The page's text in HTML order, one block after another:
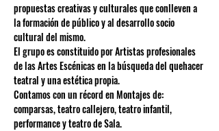
propuestas creativas y culturales que conlleven a
la formación de público y al desarrollo socio
cultural del mismo.
El grupo es constituido por Artistas profesionales
de las Artes Escénicas en la búsqueda del quehacer
teatral y una estética propia.
Contamos con un récord en Montajes de:
comparsas, teatro callejero, teatro infantil,
performance y teatro de Sala.